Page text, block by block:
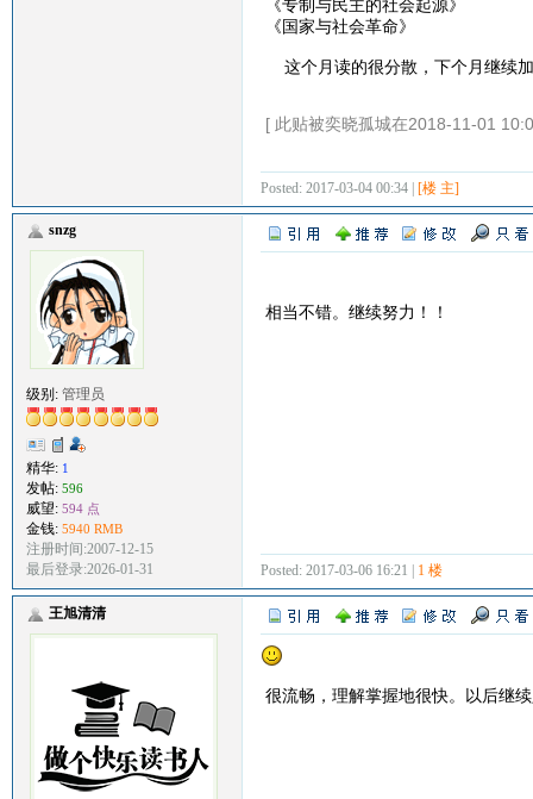
《专制与民主的社会起源》
《国家与社会革命》
这个月读的很分散，下个月继续
[ 此贴被奕晓孤城在2018-11-01
Posted: 2017-03-04 00:34 | [楼 主]
snzg
级别: 管理员
精华: 1
发帖: 596
威望: 594 点
金钱: 5940 RMB
注册时间:2007-12-15
最后登录:2026-01-31
相当不错。继续努力！！
Posted: 2017-03-06 16:21 | 1 楼
王旭清清
很流畅，理解掌握地很快。以后继